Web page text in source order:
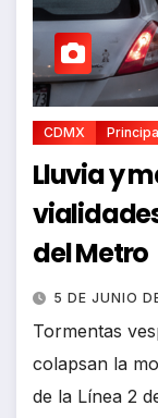
CDMX
Lluvia y
del Metro
5 DE JUNIO
Tormentas
colapsan la
de la Línea 2